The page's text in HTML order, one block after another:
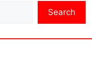
Search